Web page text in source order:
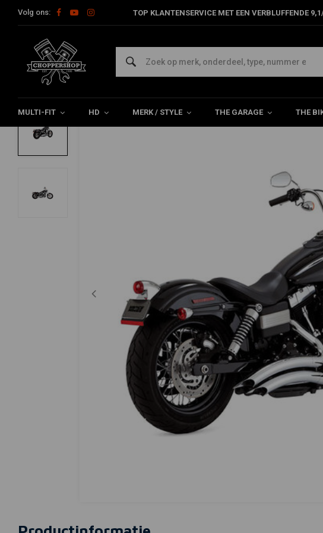
Volg ons: TOP KLANTENSERVICE MET EEN VERBLUFFENDE
MULTI-FIT HD MERK / STYLE THE GARAGE THE
Home HD Harley Uitlaat & Dempers Uitlaat en uitlaatdelen 2-1 / 2 "Big
VANCE & HINES
2-1 / 2 "Big Radius 2-2 uitlaat 06-17 Dyna